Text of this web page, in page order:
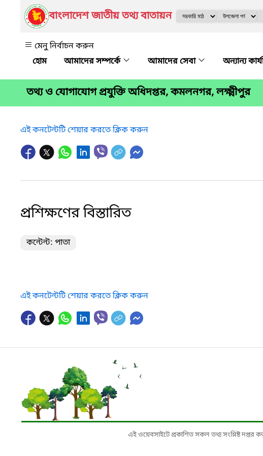
বাংলাদেশ জাতীয় তথ্য বাতায়ন
মেনু নির্বাচন করুন
আমাদের সম্পর্কে
আমাদের সেবা অন্যান্য
তথ্য ও যোগাযোগ প্রযুক্তি অধিদপ্তর, কমলনগর, লক্ষ্মীপুর
এই কনটেন্টটি শেয়ার করতে ক্লিক করুন
প্রশিক্ষণের বিস্তারিত
কন্টেন্ট: পাতা
এই কনটেন্টটি শেয়ার করতে ক্লিক করুন
এই ওয়েবসাইটে প্রকাশিত সকল তথ্য সংশ্লিষ্ট দপ্তর